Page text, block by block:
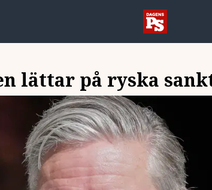
lättar på ryska